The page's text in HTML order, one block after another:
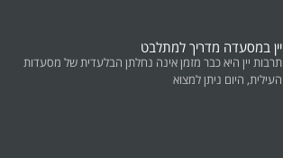
יין במסעדה מדריך למתלבט
תרבות יין היא כבר מזמן אינה נחלתן הבלעדית של מסעדות
העילית, היום ניתן למצוא